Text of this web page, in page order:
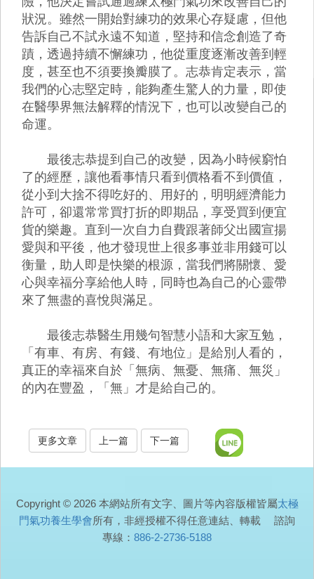
狀況。雖然一開始對練功的效果心存疑慮，但他
告訴自己不試永遠不知道，堅持和信念創造了奇
蹟，透過持續不懈練功，他從重度逐漸改善到輕
度，甚至也不須要換瓣膜了。志恭肯定表示，當
我們的心志堅定時，能夠產生驚人的力量，即使
在醫學界無法解釋的情況下，也可以改變自己的
命運。
最後志恭提到自己的改變，因為小時候窮怕
了的經歷，讓他看事情只看到價格看不到價值，
從小到大捨不得吃好的、用好的，明明經濟能力
許可，卻還常常買打折的即期品，享受買到便宜
貨的樂趣。直到一次自力自費跟著師父出國宣揚
愛與和平後，他才發現世上很多事並非用錢可以
衡量，助人即是快樂的根源，當我們將關懷、愛
心與幸福分享給他人時，同時也為自己的心靈帶
來了無盡的喜悅與滿足。
最後志恭醫生用幾句智慧小語和大家互勉，
「有車、有房、有錢、有地位」是給別人看的，
真正的幸福來自於「無病、無憂、無痛、無災」
的內在豐盈，「無」才是給自己的。
更多文章 上一篇 下一篇
Copyright © 2026 本網站所有文字、圖片等內容版權皆屬太極
門氣功養生學會所有，非經授權不得任意連結、轉載 諮詢
專線： 886-2-2736-5188